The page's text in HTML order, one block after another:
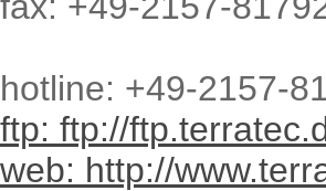
hotline: +49-2157-
ftp: ftp://
web: http://